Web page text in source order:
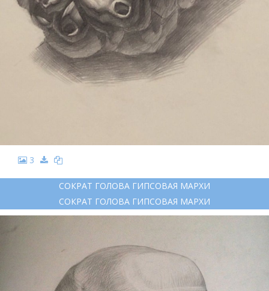
3
СОКРАТ ГОЛОВА ГИПСОВАЯ МАРХИ
СОКРАТ ГОЛОВА ГИПСОВАЯ МАРХИ